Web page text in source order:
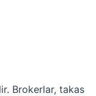
Brokerlar, takas